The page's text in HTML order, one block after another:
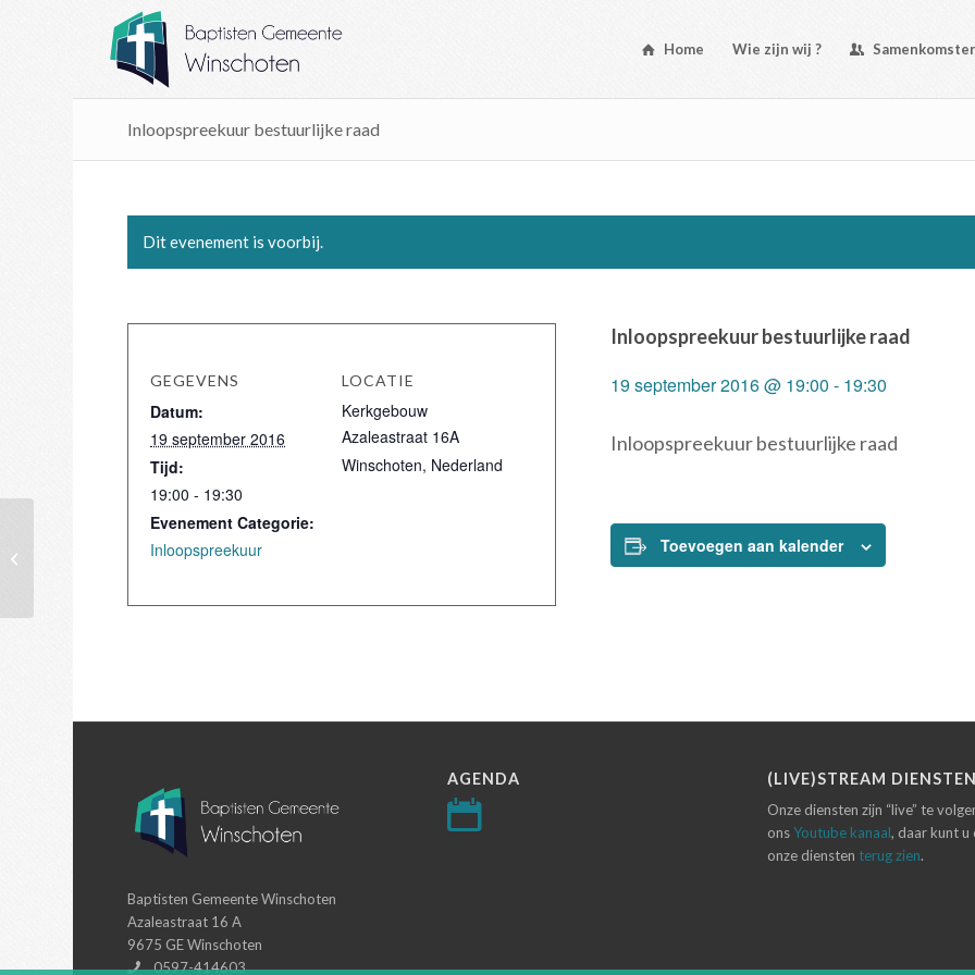
Home Wie zijn wij ?
Inloopspreekuur bestuurlijke raad
Dit evenement is voorbij.
Inloopspreekuur bestuurlijke raad
19 september 2016 @ 19:00 - 19:30
Inloopspreekuur bestuurlijke raad
Toevoegen aan kalender
GEGEVENS
Datum:
19 september 2016
Tijd:
19:00 - 19:30
Evenement Categorie:
Inloopspreekuur
LOCATIE
Kerkgebouw
Azaleastraat 16A
Winschoten, Nederland
Baptisten Gemeente Winschoten
Azaleastraat 16 A
9675 GE Winschoten
0597-414603
AGENDA (LIVE)STREAM DIENSTEN
Onze diensten zijn “live” te
onsYoutube kanaal, daar kunt u
onze diensten terug zien.
Fietstocht (aansluitend na dienst)